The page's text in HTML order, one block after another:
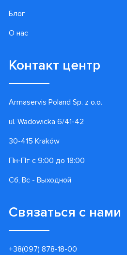
Блог
О нас
Контакт центр
Armaservis Poland Sp. z o.o.
ul. Wadowicka 6/41-42
30-415 Kraków
Пн-Пт с 9:00 до 18:00
Сб, Вс - Выходной
Связаться с нами
+38(097) 878-18-00